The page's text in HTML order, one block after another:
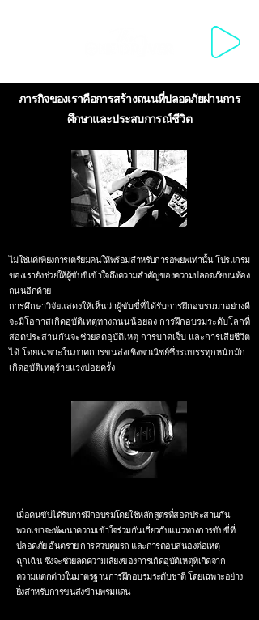
ภารกิจของเราคือการสร้างถนนที่ปลอดภัยผ่านการ
ศึกษาและประสบการณ์ชีวิต
ไม่ใช่แค่เพียงการเตรียมคนให้พร้อมสำหรับการอพยพเท่านั้น โปรแกรม
ของเรายังช่วยให้ผู้ขับขี่เข้าใจถึงความสำคัญของความปลอดภัยบนท้อง
ถนนอีกด้วย
การศึกษาวิจัยแสดงให้เห็นว่าผู้ขับขี่ที่ได้รับการฝึกอบรมมาอย่างดี
จะมีโอกาสเกิดอุบัติเหตุทางถนนน้อยลง การฝึกอบรมระดับโลกที่
สอดประสานกันจะช่วยลดอุบัติเหตุ การบาดเจ็บ และการเสียชีวิต
ได้ โดยเฉพาะในภาคการขนส่งเชิงพาณิชย์ซึ่งรถบรรทุกหนักมัก
เกิดอุบัติเหตุร้ายแรงบ่อยครั้ง
เมื่อคนขับได้รับการฝึกอบรมโดยใช้หลักสูตรที่สอดประสานกัน
พวกเขาจะพัฒนาความเข้าใจร่วมกันเกี่ยวกับแนวทางการขับขี่ที่
ปลอดภัย อันตราย การควบคุมรถ และการตอบสนองต่อเหตุ
ฉุกเฉิน ซึ่งจะช่วยลดความเสี่ยงของการเกิดอุบัติเหตุที่เกิดจาก
ความแตกต่างในมาตรฐานการฝึกอบรมระดับชาติ โดยเฉพาะอย่าง
ยิ่งสำหรับการขนส่งข้ามพรมแดน